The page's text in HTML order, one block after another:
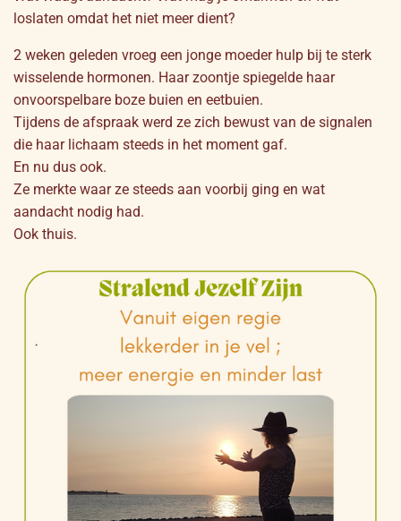
loslaten omdat het niet meer dient?
2 weken geleden vroeg een jonge moeder hulp bij te sterk
wisselende hormonen. Haar zoontje spiegelde haar
onvoorspelbare boze buien en eetbuien.
Tijdens de afspraak werd ze zich bewust van de signalen
die haar lichaam steeds in het moment gaf.
En nu dus ook.
Ze merkte waar ze steeds aan voorbij ging en wat
aandacht nodig had.
Ook thuis.